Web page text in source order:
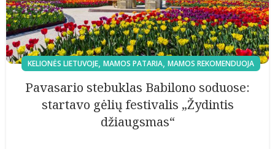
KELIONĖS LIETUVOJE, MAMOS PATARIA, MAMOS REKOMENDUOJA
Pavasario stebuklas Babilono soduose:
startavo gėlių festivalis „Žydintis
džiaugsmas“